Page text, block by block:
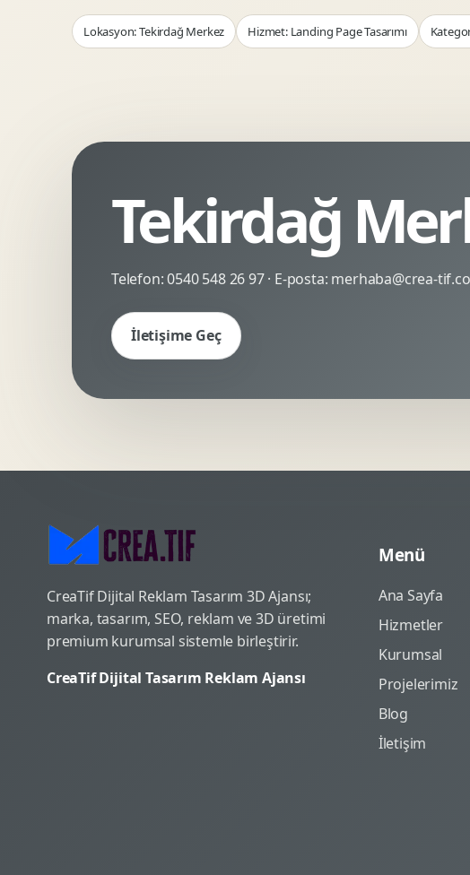
Sosyal Medya Motion Veri Gorsellestirme
Lokasyon: Tekirdağ Merkez Hizmet: Landing Page Tasarımı
Tekirdağ
Telefon:0540 548 26 97· E-posta: merhaba@crea-
İletişime Geç
CreaTif Dijital Reklam Tasarım 3D Ajansı;
marka, tasarım, SEO, reklam ve 3D üretimi
premium kurumsal sistemle birleştirir.
CreaTif Dijital Tasarım Reklam Ajansı
Menü
Ana Sayfa
Hizmetler
Kurumsal
Projelerimiz
Blog
İletişim